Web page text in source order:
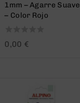
1mm – Agarre Suave
– Color Rojo
0
0,00 €